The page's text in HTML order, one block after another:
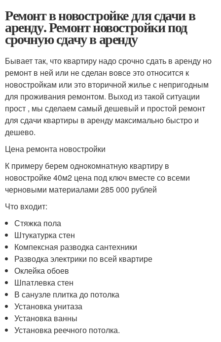
Ремонт в новостройке для сдачи в
аренду. Ремонт новостройки под
срочную сдачу в аренду
Бывает так, что квартиру надо срочно сдать в аренду но
ремонт в ней или не сделан вовсе это относится к
новостройкам или это вторичной жилье с непригодным
для проживания ремонтом. Выход из такой ситуации
прост , мы сделаем самый дешевый и простой ремонт
для сдачи квартиры в аренду максимально быстро и
дешево.
Цена ремонта новостройки
К примеру берем однокомнатную квартиру в
новостройке 40м2 цена под ключ вместе со всеми
черновыми материалами 285 000 рублей
Что входит:
Стяжка пола
Штукатурка стен
Компексная разводка сантехники
Разводка электрики по всей квартире
Оклейка обоев
Шпатлевка стен
В санузле плитка до потолка
Установка унитаза
Установка ванны
Установка реечного потолка.